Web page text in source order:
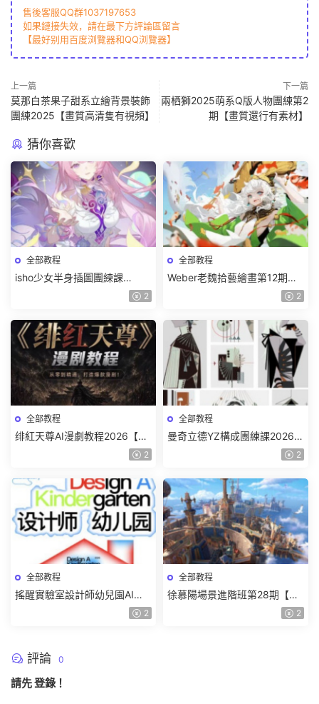
售後客服QQ群1037197653
如果鏈接失效，請在最下方評論區留言
【最好别用百度浏覽器和QQ浏覽器】
上一篇
莫那白茶果子甜系立繪背景裝飾
團練2025【畫質高清隻有視頻】
下一篇
兩栖獅2025萌系Q版人物團練第2
期【畫質還行有素材】
猜你喜歡
全部教程
isho少女半身插圖團練課
2026【畫質高清隻有視頻】 2
全部教程
Weber老魏拾藝繪畫第12期角
色特訓班【畫質不錯隻有視
2
全部教程
绯紅天尊AI漫劇教程2026【畫
2
全部教程
曼奇立德YZ構成團練課2026年
8月已結課【畫質高清有課件】
2
全部教程
搖醒實驗室設計師幼兒園AI軟
件基礎課2025【畫質不錯有素
2
全部教程
徐慕陽場景進階班第28期【畫
2
評論 0
請先登錄 ！